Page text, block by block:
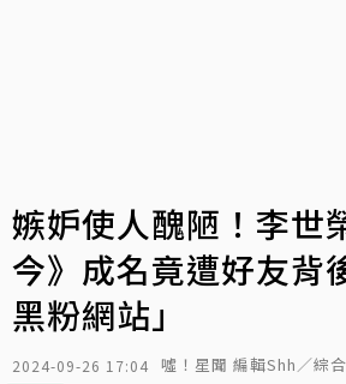
嫉妒使人醜陋！李世
今》成名竟遭好友背
黑粉網站」
2024-09-26 17:04 噓！星聞 編輯Shh／綜